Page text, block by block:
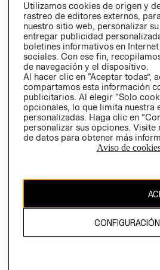
Ecuador ($)
CAMBIAR REGIÓN
El contenido de esta página web está
Utilizamos cookies de origen y
rastreo de editores externos,
nuestro sitio web, personalizar
entregar publicidad
boletines informativos en
sociales. Con ese fin,
de navegación y el dispositivo.
Al hacer clic en “Aceptar todas”,
compartamos esta información
publicitarios. Al elegir “Solo
opcionales, lo que limita nuestra
personalizadas. Haga clic en
personalizar sus opciones.
de datos para obtener más
Aviso de